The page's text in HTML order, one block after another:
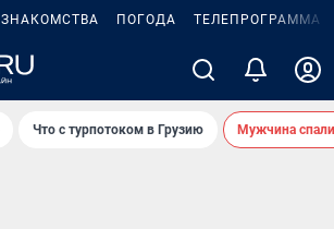
ЗНАКОМСТВА ПОГОДА ТЕЛЕПРОГРАММА
Что с турпотоком в Грузию Мужчина